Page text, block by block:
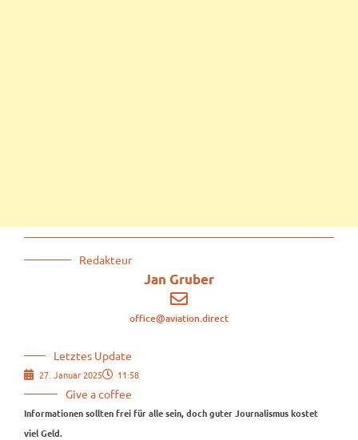
Redakteur
Jan Gruber
office@aviation.direct
Letztes Update
27. Januar 2025 11:58
Give a coffee
Informationen sollten frei für alle sein, doch guter Journalismus kostet
viel Geld.